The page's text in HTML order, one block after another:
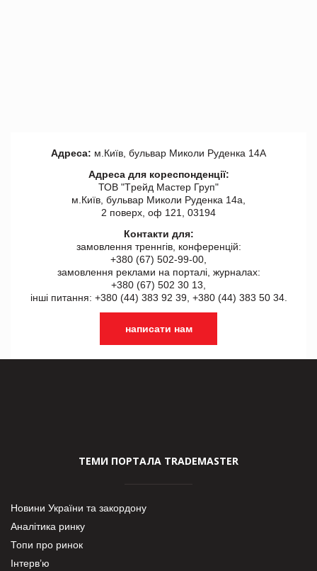
Адреса: м.Київ, бульвар Миколи Руденка 14А
Адреса для кореспонденції:
ТОВ "Tрейд Мастер Груп"
м.Київ, бульвар Миколи Руденка 14а,
2 поверх, оф 121, 03194
Контакти для:
замовлення треннгів, конференцій:
+380 (67) 502-99-00,
замовлення реклами на порталі, журналах:
+380 (67) 502 30 13,
інші питання: +380 (44) 383 92 39, +380 (44) 383 50 34.
написати нам
ТЕМИ ПОРТАЛА TRADEMASTER
Новини України та закордону
Аналітика ринку
Топи про ринок
Інтерв’ю